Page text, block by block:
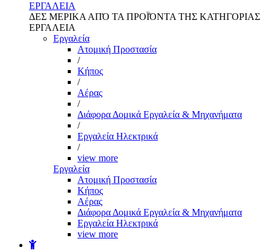
ΕΡΓΑΛΕΙΑ
ΔΕΣ ΜΕΡΙΚΑ ΑΠΌ ΤΑ ΠΡΟΪΌΝΤΑ ΤΗΣ ΚΑΤΗΓΟΡΙΑΣ
ΕΡΓΑΛΕΙΑ
Εργαλεία
Aτομική Προστασία
/
Kήπος
/
Αέρας
/
Διάφορα Δομικά Εργαλεία & Μηχανήματα
/
Εργαλεία Ηλεκτρικά
/
view more
Εργαλεία
Aτομική Προστασία
Kήπος
Αέρας
Διάφορα Δομικά Εργαλεία & Μηχανήματα
Εργαλεία Ηλεκτρικά
view more